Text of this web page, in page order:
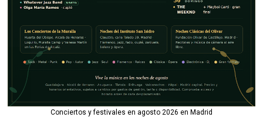
Conciertos y festivales en agosto 2026 en Madrid